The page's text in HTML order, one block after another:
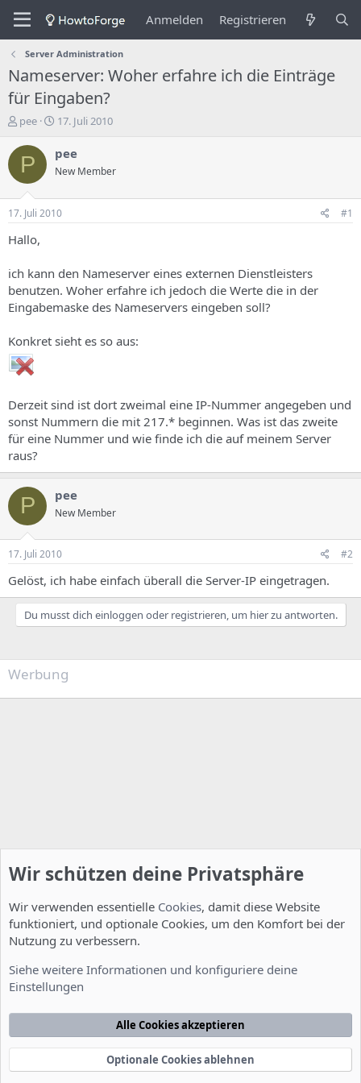
Anmelden Registrieren
Server Administration
Nameserver: Woher erfahre ich die Einträge
für Eingaben?
E
s
e
l
e
r
s
T
h
m
a
s
pee
E
s
t
e
l
u
d
a
t
m
17. Juli 2010
P pee
New Member
17. Juli 2010 #1
Hallo,
ich kann den Nameserver eines externen Dienstleisters
benutzen. Woher erfahre ich jedoch die Werte die in der
Eingabemaske des Nameservers eingeben soll?
Konkret sieht es so aus:
Derzeit sind ist dort zweimal eine IP-Nummer angegeben und
sonst Nummern die mit 217.* beginnen. Was ist das zweite
für eine Nummer und wie finde ich die auf meinem Server
raus?
P pee
New Member
17. Juli 2010 #2
Gelöst, ich habe einfach überall die Server-IP eingetragen.
Du musst dich einloggen oder registrieren, um hier zu antworten.
Werbung
Nutzungsbedingungen Datenschutzerklärung
Startseite
Community platform by XenForo® © 2010-2022 XenForo Ltd.
xenDach©2010-2014
Wir schützen deine Privatsphäre
Wir verwenden essentielle Cookies, damit diese Website
funktioniert, und optionale Cookies, um den Komfort bei der
Nutzung zu verbessern.
Siehe weitere Informationen und konfiguriere deine
Einstellungen
Alle Cookies akzeptieren
Optionale Cookies ablehnen